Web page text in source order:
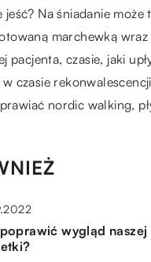
jeść? Na śniadanie
marchewką
pacjenta, czasie, jaki
czasie
nordic walking,
wygląd naszej